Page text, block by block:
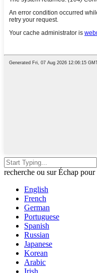
recherche ou sur Échap pour
English
French
German
Portuguese
Spanish
Russian
Japanese
Korean
Arabic
Irish